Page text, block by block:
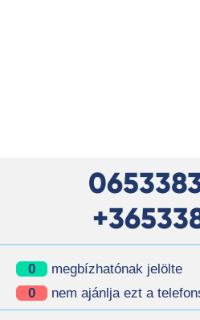
0
megbízhatónak jelölte
0
nem ajánlja ezt a